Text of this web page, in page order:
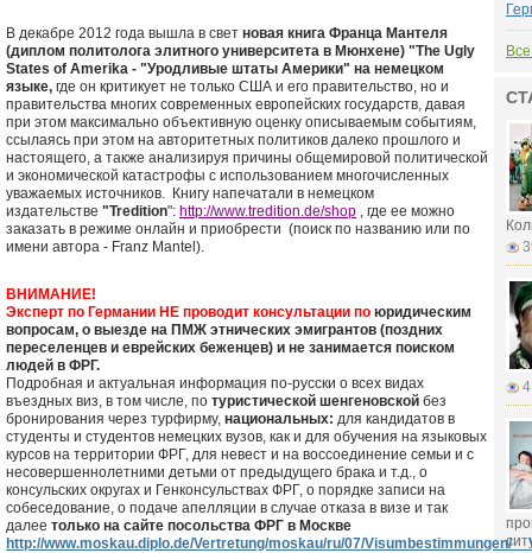
В декабре 2012 года вышла в свет новая книга Франца Мантеля
(диплом политолога элитного университета в Мюнхене) "The Ugly
States of Amerika - "Уродливые штаты Америки" на немецком
языке, где он критикует не только США и его правительство, но и
правительства многих современных европейских государств, давая
при этом максимально объективную оценку описываемым событиям,
ссылаясь при этом на авторитетных политиков далеко прошлого и
настоящего, а также анализируя причины общемировой политической
и экономической катастрофы с использованием многочисленных
уважаемых источников. Книгу напечатали в немецком
издательстве "Tredition": http://www.tredition.de/shop , где ее можно
заказать в режиме онлайн и приобрести (поиск по названию или по
имени автора - Franz Mantel).
ВНИМАНИЕ!
Эксперт по Германии НЕ проводит консультации по юридическим
вопросам, о выезде на ПМЖ этнических эмигрантов (поздних
переселенцев и еврейских беженцев) и не занимается поиском
людей в ФРГ.
Подробная и актуальная информация по-русски о всех видах
въездных виз, в том числе, по туристической шенгеновской без
бронирования через турфирму, национальных: для кандидатов в
студенты и студентов немецких вузов, как и для обучения на языковых
курсов на территории ФРГ, для невест и на воссоединение семьи и с
несовершеннолетними детьми от предыдущего брака и т.д., о
консульских округах и Генконсульствах ФРГ, о порядке записи на
собеседование, о подаче апелляции в случае отказа в визе и так
далее только на сайте посольства ФРГ в Москве
http://www.moskau.diplo.de/Vertretung/moskau/ru/07/Visumbestimmungen/